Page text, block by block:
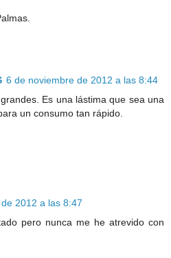
6 de noviembre de 2012 a las 8:44
Es una lástima que sea una
un consumo tan rápido.
2012 a las 8:47
pero nunca me he atrevido con